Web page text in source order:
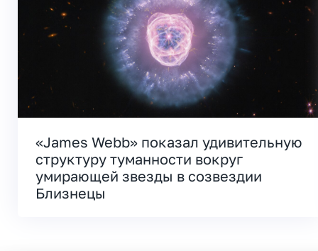
«James Webb» показал удивительную
структуру туманности вокруг
умирающей звезды в созвездии
Близнецы